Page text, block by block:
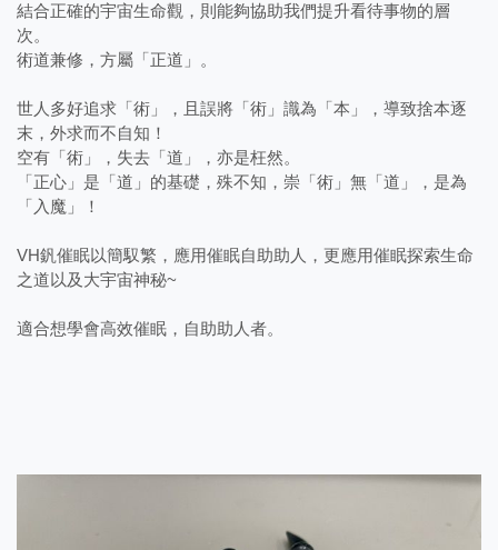
結合正確的宇宙生命觀，則能夠協助我們提升看待事物的層
次。
術道兼修，方屬「正道」。
世人多好追求「術」，且誤將「術」識為「本」，導致捨本逐
末，外求而不自知！
空有「術」，失去「道」，亦是枉然。
「正心」是「道」的基礎，殊不知，崇「術」無「道」，是為
「入魔」！
VH釩催眠以簡馭繁，應用催眠自助助人，更應用催眠探索生命
之道以及大宇宙神秘~
適合想學會高效催眠，自助助人者。